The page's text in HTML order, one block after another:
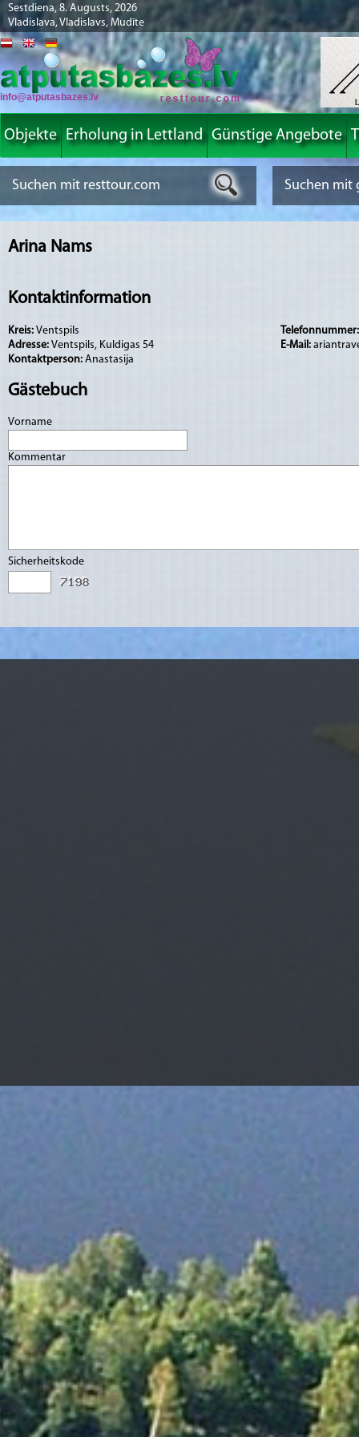
Sestdiena, 8. Augusts, 2026
Vladislava, Vladislavs, Mudīte
info@atputasbazes.lv
Objekte Erholung in Lettland Günstige Angebote
Arina Nams
Kontaktinformation
Kreis: Ventspils
Adresse: Ventspils, Kuldigas 54
Kontaktperson: Anastasija
E-Mail:
Gästebuch
Vorname
Kommentar
Sicherheitskode